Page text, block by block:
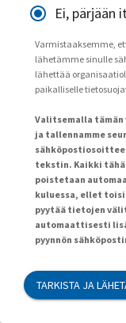
Ei, pärjään
Varmistaaksemme,
lähetämme sinulle
lähettää
paikalliselle
Valitsemalla
ja tallennamme
tekstin. Kaikki
poistetaan
kuluessa, ellet
pyytää tietojen
automaattisesti
pyynnön
TARKISTA JA